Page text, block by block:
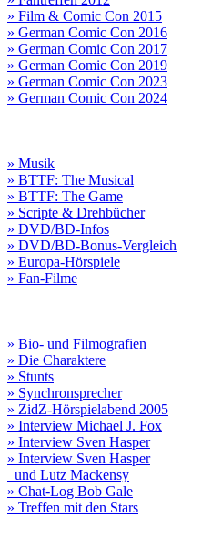
» Film & Comic Con 2015
» German Comic Con 2016
» German Comic Con 2017
» German Comic Con 2019
» German Comic Con 2023
» German Comic Con 2024
» Musik
» BTTF: The Musical
» BTTF: The Game
» Scripte & Drehbücher
» DVD/BD-Infos
» DVD/BD-Bonus-Vergleich
» Europa-Hörspiele
» Fan-Filme
» Bio- und Filmografien
» Die Charaktere
» Stunts
» Synchronsprecher
» ZidZ-Hörspielabend 2005
» Interview Michael J. Fox
» Interview Sven Hasper
» Interview Sven Hasper
und Lutz Mackensy
» Chat-Log Bob Gale
» Treffen mit den Stars